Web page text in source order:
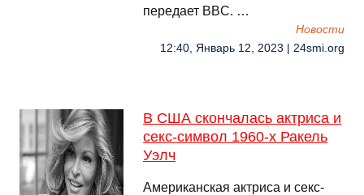
передает BBC. …
Новости
12:40, Январь 12, 2023 | 24smi.org
В США скончалась актриса и
секс-символ 1960-х Ракель
Уэлч
Американская актриса и секс-